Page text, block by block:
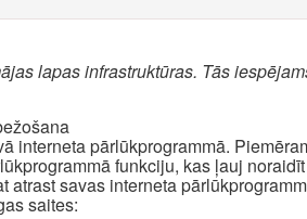
lapas infrastruktūras. Tās
interneta pārlūkprogrammā.
funkciju, kas ļauj
savas interneta
saites: